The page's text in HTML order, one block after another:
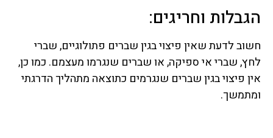
הגבלות וחריגים:
חשוב לדעת שאין פיצוי בגין שברים פתולוגיים, שברי
לחץ, שברי אי ספיקה, או שברים שנגרמו מעצמם. כמו כן,
אין פיצוי בגין שברים שנגרמים כתוצאה מתהליך הדרגתי
ומתמשך.